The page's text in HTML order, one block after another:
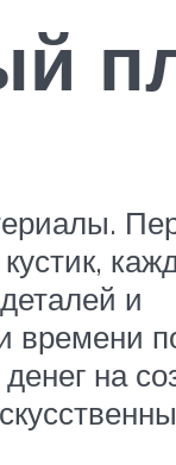
и
времени
на